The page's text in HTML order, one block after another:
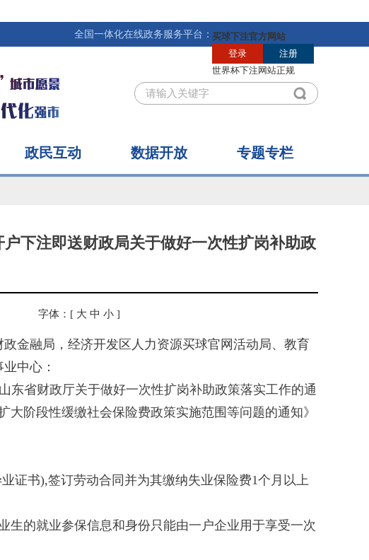
全国一体化在线政务服务平台：
政民互动 数据开放 专题专栏
下注即送财政局关于做好一次性扩岗补助政
字体：[ 大 中 小 ]
金融局，经济开发区人力资源买球官网活动局、教育
中心：
东省财政厅关于做好一次性扩岗补助政策落实工作的通
阶段性缓缴社会保险费政策实施范围等问题的通知》
证书),签订劳动合同并为其缴纳失业保险费1个月以上
生的就业参保信息和身份只能由一户企业用于享受一次